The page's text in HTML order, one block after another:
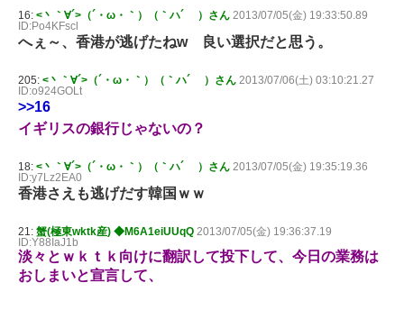
16: <丶｀∀´>（´・ω・｀）（｀ハ´ ）さん 2013/07/05(金) 19:33:50.89
ID:Po4KFscl
へぇ～、香港が逃げたねw 良い選択だと思う。
205: <丶｀∀´>（´・ω・｀）（｀ハ´ ）さん 2013/07/06(土) 03:10:21.27
ID:o924GOLt
>>16
イギリスの銀行じゃないの？
18: <丶｀∀´>（´・ω・｀）（｀ハ´ ）さん 2013/07/05(金) 19:35:19.36
ID:y7Lz2EA0
香港さえも逃げだす韓国ｗｗ
21: 蟹(極東wktk産) ◆M6A1eiUUqQ 2013/07/05(金) 19:36:37.19
ID:Y88IaJ1b
淡々とｗｋｔｋ向けに翻訳して投下して、今日の業務は
おしまいと宣言して、